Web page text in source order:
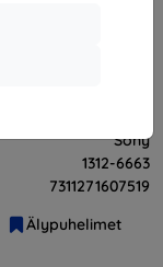
Sony
1312-6663
7311271607519
Älypuhelimet